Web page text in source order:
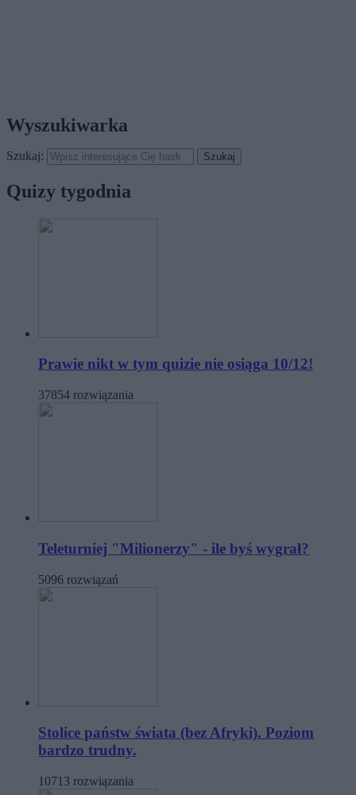
Wyszukiwarka
Szukaj:
Quizy tygodnia
Prawie nikt w tym quizie nie osiąga 10/12!
37854 rozwiązania
Teleturniej "Milionerzy" - ile byś wygrał?
5096 rozwiązań
Stolice państw świata (bez Afryki). Poziom
bardzo trudny.
10713 rozwiązania